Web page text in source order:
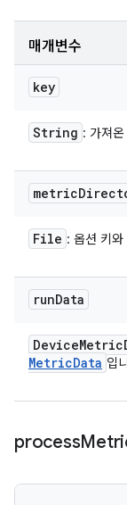
매개변수
key
String : 가져
metric
File : 옵션 키
runData
DeviceMetric
MetricData 입
process